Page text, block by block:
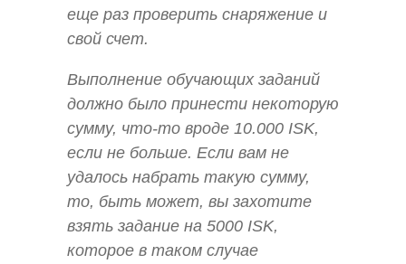
еще раз проверить снаряжение и
свой счет.
Выполнение обучающих заданий
должно было принести некоторую
сумму, что-то вроде 10.000 ISK,
если не больше. Если вам не
удалось набрать такую сумму,
то, быть может, вы захотите
взять задание на 5000 ISK,
которое в таком случае